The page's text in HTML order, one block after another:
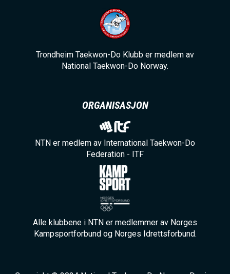
Trondheim Taekwon-Do Klubb er medlem av
National Taekwon-Do Norway.
ORGANISASJON
NTN er medlem av International Taekwon-Do
Federation - ITF
Alle klubbene i NTN er medlemmer av Norges
Kampsportforbund og Norges Idrettsforbund.